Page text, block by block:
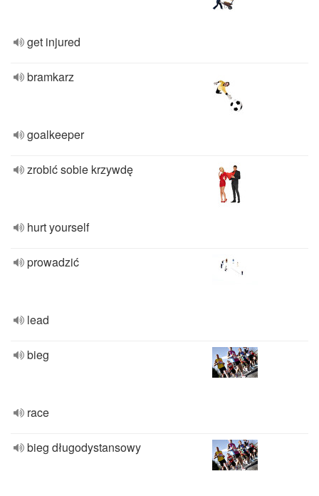
get injured
bramkarz
goalkeeper
zrobić sobie krzywdę
hurt yourself
prowadzić
lead
bieg
race
bieg długodystansowy